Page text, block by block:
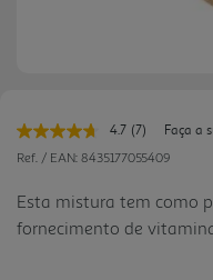
4.7 Leu
7
para
a
(7)
Faça a
Ref. / EAN: 8435177055409
Esta mistura tem como
fornecimento de